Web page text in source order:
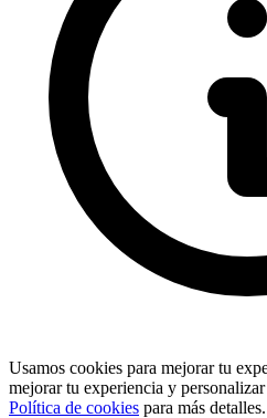
Usamos cookies para mejorar tu
mejorar tu experiencia y
Política de cookies para más detalles.